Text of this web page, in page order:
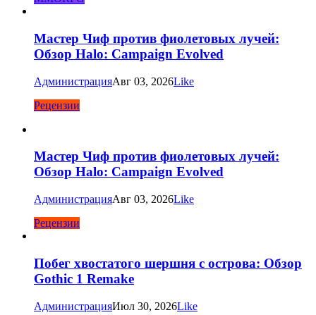
Мастер Чиф против фиолетовых лучей:
Обзор Halo: Campaign Evolved
АдминистрацияАвг 03, 2026Like
Рецензии
Мастер Чиф против фиолетовых лучей:
Обзор Halo: Campaign Evolved
АдминистрацияАвг 03, 2026Like
Рецензии
Побег хвостатого шершня с острова: Обзор
Gothic 1 Remake
АдминистрацияИюл 30, 2026Like